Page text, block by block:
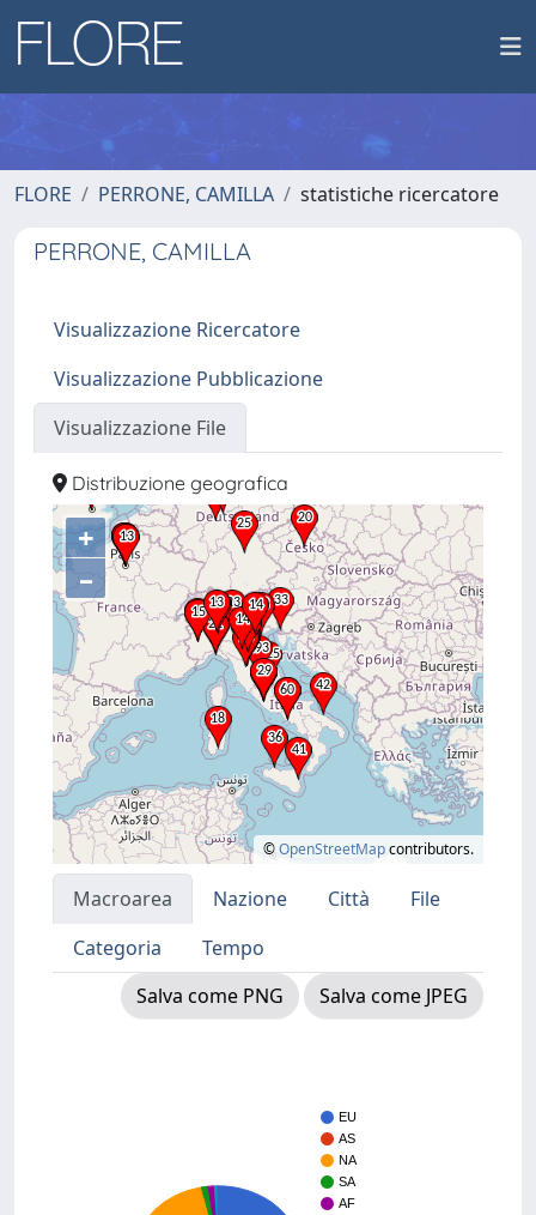
FLORE PERRONE, CAMILLA statistiche ricercatore
PERRONE, CAMILLA
Visualizzazione Ricercatore
Visualizzazione Pubblicazione
Visualizzazione File
Distribuzione geografica
+
–
©OpenStreetMapcontributors.
Macroarea Nazione Città
File
Categoria
Tempo
Salva come PNG
Salva come JPEG
EU
AS
NA
SA
AF